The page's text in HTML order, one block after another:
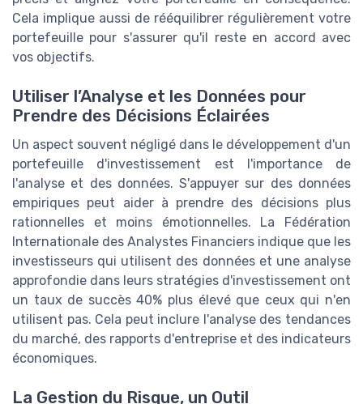
Cela implique aussi de rééquilibrer régulièrement votre
portefeuille pour s'assurer qu'il reste en accord avec
vos objectifs.
Utiliser l’Analyse et les Données pour
Prendre des Décisions Éclairées
Un aspect souvent négligé dans le développement d'un
portefeuille d'investissement est l'importance de
l'analyse et des données. S'appuyer sur des données
empiriques peut aider à prendre des décisions plus
rationnelles et moins émotionnelles. La Fédération
Internationale des Analystes Financiers indique que les
investisseurs qui utilisent des données et une analyse
approfondie dans leurs stratégies d'investissement ont
un taux de succès 40% plus élevé que ceux qui n'en
utilisent pas. Cela peut inclure l'analyse des tendances
du marché, des rapports d'entreprise et des indicateurs
économiques.
La Gestion du Risque, un Outil